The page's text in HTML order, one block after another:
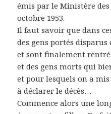
émis par le Ministère
octobre 1953.
Il faut savoir que dans
des gens portés
et sont finalement
et des gens morts qui
et pour lesquels on a
à déclarer le décès…
Commence alors une